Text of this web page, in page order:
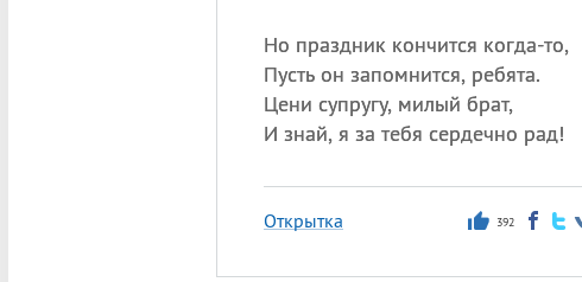
Но праздник кончится когда-то,
Пусть он запомнится, ребята.
Цени супругу, милый брат,
И знай, я за тебя сердечно рад!
Открытка 392